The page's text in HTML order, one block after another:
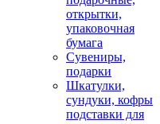
открытки,
упаковочная
бумага
Сувениры,
подарки
Шкатулки,
сундуки, кофры
подставки для